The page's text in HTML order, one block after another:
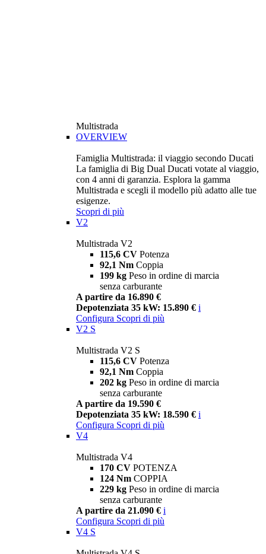
Multistrada
OVERVIEW
Famiglia Multistrada: il viaggio secondo Ducati
La famiglia di Big Dual Ducati votate al viaggio,
con 4 anni di garanzia. Esplora la gamma
Multistrada e scegli il modello più adatto alle tue
esigenze.
Scopri di più
V2
Multistrada V2
115,6 CV Potenza
92,1 Nm Coppia
199 kg Peso in ordine di marcia
senza carburante
A partire da 16.890 €
Depotenziata 35 kW: 15.890 € i
Configura Scopri di più
V2 S
Multistrada V2 S
115,6 CV Potenza
92,1 Nm Coppia
202 kg Peso in ordine di marcia
senza carburante
A partire da 19.590 €
Depotenziata 35 kW: 18.590 € i
Configura Scopri di più
V4
Multistrada V4
170 CV POTENZA
124 Nm COPPIA
229 kg Peso in ordine di marcia
senza carburante
A partire da 21.090 € i
Configura Scopri di più
V4 S